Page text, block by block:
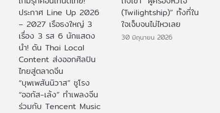
ประกาศ Line Up 2026
– 2027 เรือธงใหญ่ 3
เรื่อง 3 รส 6 นักแสดง
นำ! ดัน Thai Local
Content ส่งออกศิลปิน
ไทยสู่ตลาดจีน
“บุพเพสันนิวาส” ชูโรง
“ออกัส-เล้ง” ทำเพลงจีน
ร่วมกับ Tencent Music
(Twilightship)” ทั้งที่ใน
ใจเจ็บจนไม่ไหวเลย
30 มิถุนายน 2026